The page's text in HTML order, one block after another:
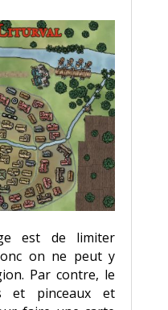
est de limiter
on ne peut y
Par contre, le
et pinceaux et